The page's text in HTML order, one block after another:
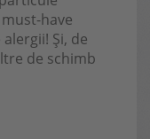
have
Și, de
de schimb